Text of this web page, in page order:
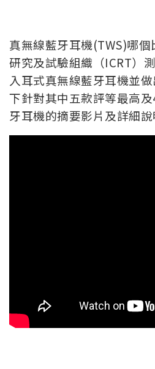
真無線藍牙耳機(TWS)哪
研究及試驗組織（ICRT）
入耳式真無線藍牙耳機並
下針對其中五款評等最高
牙耳機的摘要影片及詳細